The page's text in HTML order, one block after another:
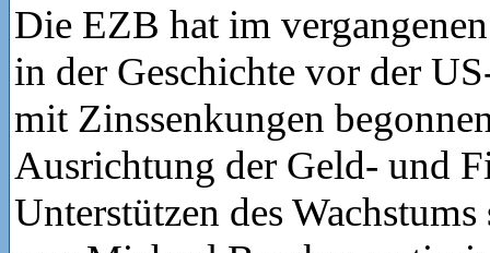
Die EZB hat im
in der Geschichte vor der
mit Zinssenkungen
Ausrichtung der Geld- und
Unterstützen des